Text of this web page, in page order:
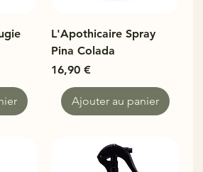
L'Apothicaire Spray
Pina Colada
Prix
16,90 €
Ajouter au panier